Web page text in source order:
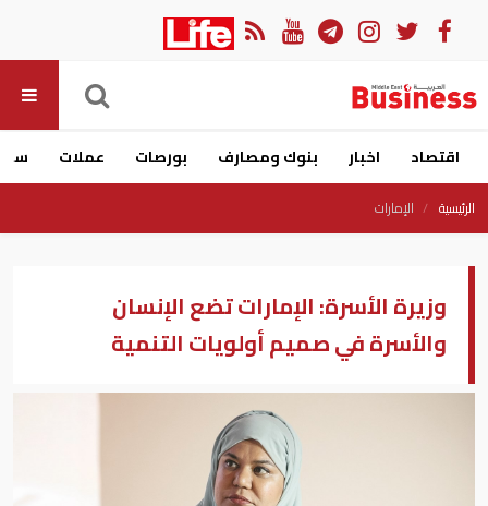
اقتصاد اخبار بنوك ومصارف بورصات عملات
الرئيسية الإمارات
وزيرة الأسرة: الإمارات تضع الإنسان
والأسرة في صميم أولويات التنمية